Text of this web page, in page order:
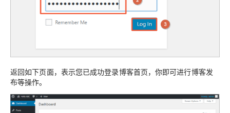
返回如下页面，表示您已成功登录博客首页，你即可进行博客发
布等操作。